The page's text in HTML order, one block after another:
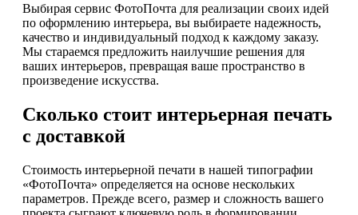
Выбирая сервис ФотоПочта для реализации своих идей
по оформлению интерьера, вы выбираете надежность,
качество и индивидуальный подход к каждому заказу.
Мы стараемся предложить наилучшие решения для
ваших интерьеров, превращая ваше пространство в
произведение искусства.
Сколько стоит интерьерная печать
с доставкой
Стоимость интерьерной печати в нашей типографии
«ФотоПочта» определяется на основе нескольких
параметров. Прежде всего, размер и сложность вашего